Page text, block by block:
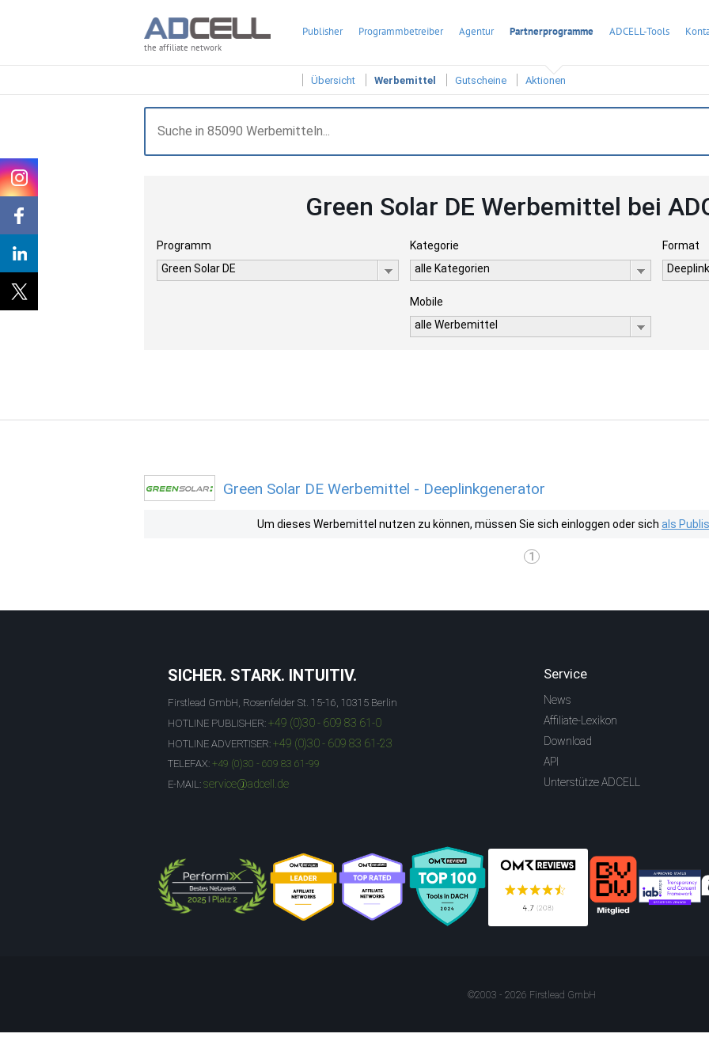
the affiliate network
Publisher Programmbetreiber Agentur Partnerprogramme ADCELL-Tools
Übersicht Werbemittel Gutscheine Aktionen
Green Solar DE Werbemittel bei
Programm
Green Solar DE
Kategorie
alle Kategorien
Format
Mobile
alle Werbemittel
Green Solar DE Werbemittel - Deeplinkgenerator
Um dieses Werbemittel nutzen zu können, müssen Sie sich einloggen oder sich als
1
SICHER. STARK. INTUITIV.
Firstlead GmbH, Rosenfelder St. 15-16, 10315 Berlin
HOTLINE PUBLISHER: +49 (0)30 - 609 83 61-0
HOTLINE ADVERTISER: +49 (0)30 - 609 83 61-23
TELEFAX: +49 (0)30 - 609 83 61-99
E-MAIL: service@adcell.de
Service
News
Affiliate-Lexikon
Download
API
Unterstütze ADCELL
©2003 - 2026 Firstlead GmbH